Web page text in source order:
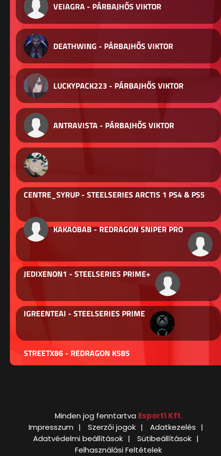
VEIAGRA - PÁRBAJHŐS VIKTOR
DEATHWING - PÁRBAJHŐS VIKTOR
LUCKYPACK223 - PÁRBAJHŐS VIKTOR
ANTRAVISTA - PÁRBAJHŐS VIKTOR
CENTRE_SYRUP - STEELSERIES ARCTIS 1 PS4 & PS5
KAKAOBAB - REDRAGON SNIPER PRO
JEDIXENON1 - STEELSERIES PRIME+
IGREENTEAI - STEELSERIES PRIME
STREETX86 - REDRAGON K585
Minden jog fenntartva Esport1 Kft.
Impresszum
Szerzői jogok
Adatkezelés
Adatvédelmi beállítások
Sütibeállítások
Felhasználási Feltételek